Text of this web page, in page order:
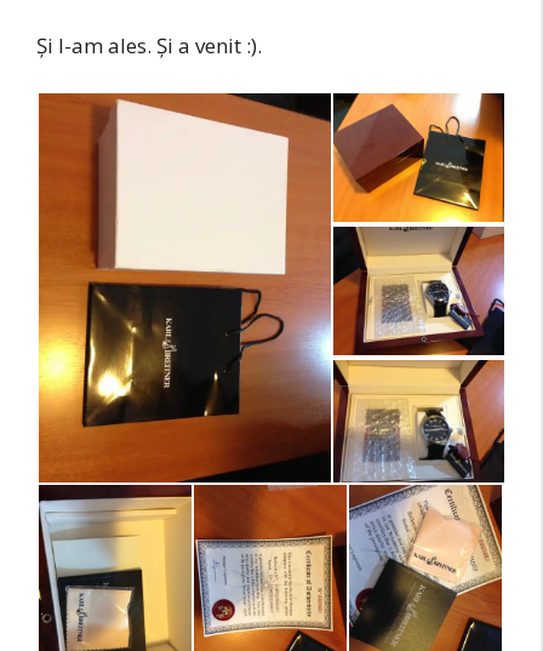
Şi l-am ales. Şi a venit :).